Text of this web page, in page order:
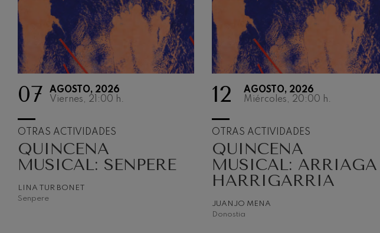
07
AGOSTO, 2026
Viernes, 21:00 h.
OTRAS ACTIVIDADES
QUINCENA
MUSICAL: SENPERE
LINA TUR BONET
Senpere
12
AGOSTO, 2026
Miércoles, 20:00 h.
OTRAS ACTIVIDADES
QUINCENA
MUSICAL: ARRIAGA
HARRIGARRIA
JUANJO MENA
Donostia